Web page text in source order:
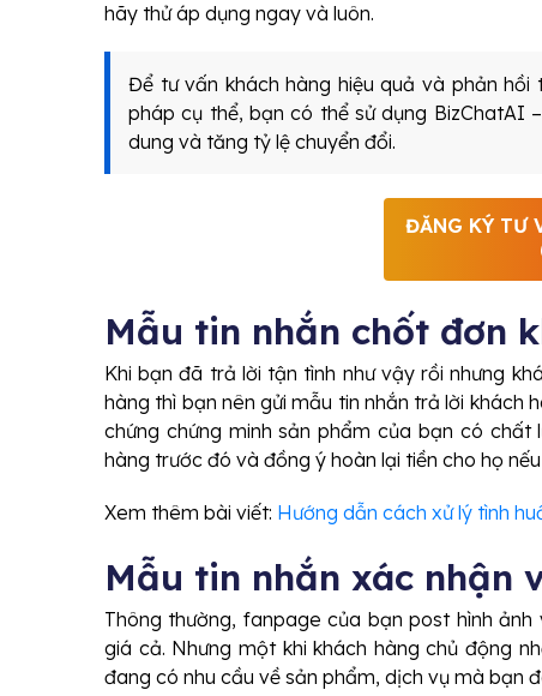
hãy thử áp dụng ngay và luôn.
Để tư vấn khách hàng hiệu quả và phản
pháp cụ thể, bạn có thể sử dụng BizChatAI
dung và tăng tỷ lệ chuyển đổi.
ĐĂNG KÝ TƯ
Mẫu tin nhắn chốt đơn
Khi bạn đã trả lời tận tình như vậy rồi nhưng
hàng thì bạn nên gửi mẫu tin nhắn trả lời khách
chứng chứng minh sản phẩm của bạn có
hàng trước đó và đồng ý hoàn lại tiền cho họ
Xem thêm bài viết: Hướng dẫn cách xử lý tình
Mẫu tin nhắn xác nhận
Thông thường, fanpage của bạn post hình
giá cả. Nhưng một khi khách hàng chủ động
đang có nhu cầu về sản phẩm, dịch vụ mà bạn